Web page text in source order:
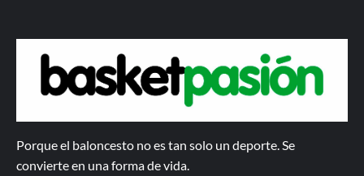
Porque el baloncesto no es tan solo un deporte. Se
convierte en una forma de vida.